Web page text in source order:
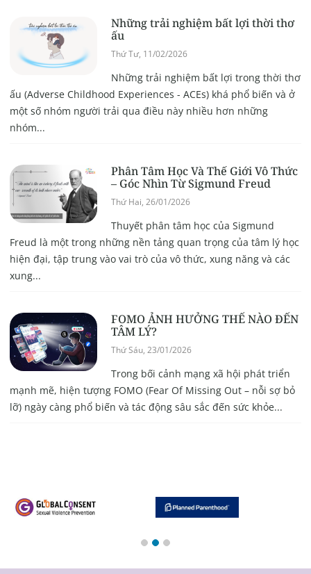
Những trải nghiệm bất lợi thời thơ
ấu
Thứ Tư, 11/02/2026
Những trải nghiệm bất lợi trong thời thơ
ấu (Adverse Childhood Experiences - ACEs) khá phổ biến và ở
một số nhóm người trải qua điều này nhiều hơn những
nhóm...
Phân Tâm Học Và Thế Giới Vô Thức
– Góc Nhìn Từ Sigmund Freud
Thứ Hai, 26/01/2026
Thuyết phân tâm học của Sigmund
Freud là một trong những nền tảng quan trọng của tâm lý học
hiện đại, tập trung vào vai trò của vô thức, xung năng và các
xung...
FOMO ẢNH HƯỞNG THẾ NÀO ĐẾN
TÂM LÝ?
Thứ Sáu, 23/01/2026
Trong bối cảnh mạng xã hội phát triển
mạnh mẽ, hiện tượng FOMO (Fear Of Missing Out – nỗi sợ bỏ
lỡ) ngày càng phổ biến và tác động sâu sắc đến sức khỏe...